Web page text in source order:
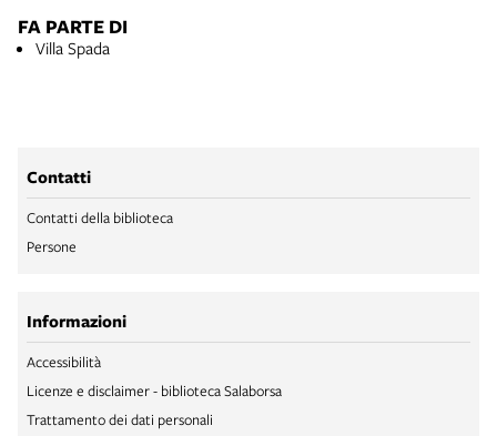
FA PARTE DI
Villa Spada
Contatti
Contatti della biblioteca
Persone
Informazioni
Accessibilità
Licenze e disclaimer - biblioteca Salaborsa
Trattamento dei dati personali